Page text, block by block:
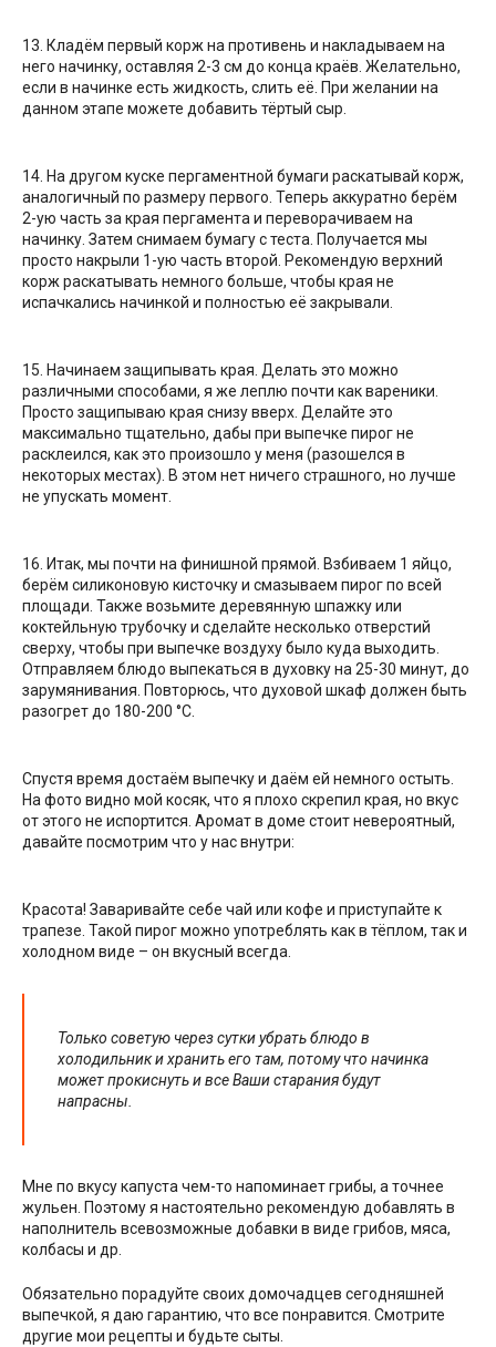
13. Кладём первый корж на противень и накладываем на
него начинку, оставляя 2-3 см до конца краёв. Желательно,
если в начинке есть жидкость, слить её. При желании на
данном этапе можете добавить тёртый сыр.
14. На другом куске пергаментной бумаги раскатывай корж,
аналогичный по размеру первого. Теперь аккуратно берём
2-ую часть за края пергамента и переворачиваем на
начинку. Затем снимаем бумагу с теста. Получается мы
просто накрыли 1-ую часть второй. Рекомендую верхний
корж раскатывать немного больше, чтобы края не
испачкались начинкой и полностью её закрывали.
15. Начинаем защипывать края. Делать это можно
различными способами, я же леплю почти как вареники.
Просто защипываю края снизу вверх. Делайте это
максимально тщательно, дабы при выпечке пирог не
расклеился, как это произошло у меня (разошелся в
некоторых местах). В этом нет ничего страшного, но лучше
не упускать момент.
16. Итак, мы почти на финишной прямой. Взбиваем 1 яйцо,
берём силиконовую кисточку и смазываем пирог по всей
площади. Также возьмите деревянную шпажку или
коктейльную трубочку и сделайте несколько отверстий
сверху, чтобы при выпечке воздуху было куда выходить.
Отправляем блюдо выпекаться в духовку на 25-30 минут, до
зарумянивания. Повторюсь, что духовой шкаф должен быть
разогрет до 180-200 °C.
Спустя время достаём выпечку и даём ей немного остыть.
На фото видно мой косяк, что я плохо скрепил края, но вкус
от этого не испортится. Аромат в доме стоит невероятный,
давайте посмотрим что у нас внутри:
Красота! Заваривайте себе чай или кофе и приступайте к
трапезе. Такой пирог можно употреблять как в тёплом, так и
холодном виде – он вкусный всегда.
Только советую через сутки убрать блюдо в
холодильник и хранить его там, потому что начинка
может прокиснуть и все Ваши старания будут
напрасны.
Мне по вкусу капуста чем-то напоминает грибы, а точнее
жульен. Поэтому я настоятельно рекомендую добавлять в
наполнитель всевозможные добавки в виде грибов, мяса,
колбасы и др.
Обязательно порадуйте своих домочадцев сегодняшней
выпечкой, я даю гарантию, что все понравится. Смотрите
другие мои рецепты и будьте сыты.